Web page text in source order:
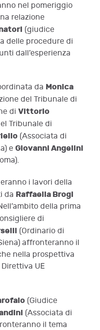
nel pomeriggio
relazione
(giudice
delle procedure di
dall’esperienza
a da Monica
del Tribunale di
di Vittorio
Tribunale di
(Associata di
e Giovanni Angelini
i lavori della
da Raffaella Brogi
della prima
di
(Ordinario di
affronteranno il
nella prospettiva
UE
(Giudice
(Associata di
il tema